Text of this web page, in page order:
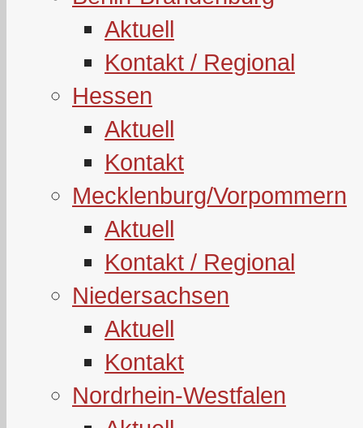
Aktuell
Kontakt / Regional
Hessen
Aktuell
Kontakt
Mecklenburg/Vorpommern
Aktuell
Kontakt / Regional
Niedersachsen
Aktuell
Kontakt
Nordrhein-Westfalen